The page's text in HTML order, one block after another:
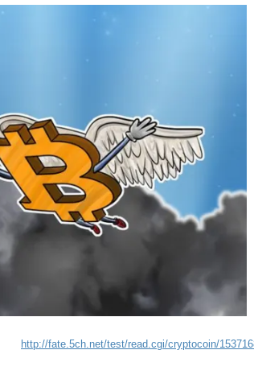
http://fate.5ch.net/test/read.cgi/cryptocoin/